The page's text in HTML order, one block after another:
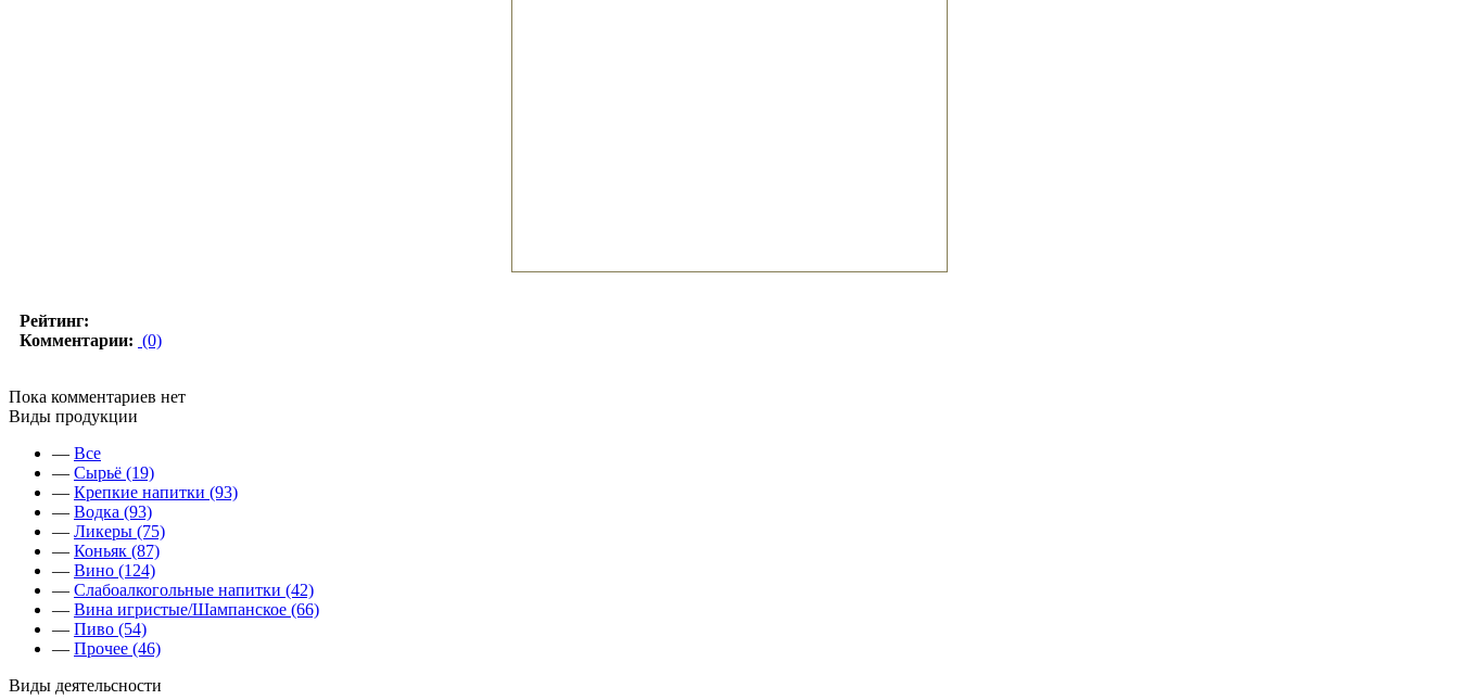
Рейтинг:
Комментарии: (0)
Пока комментариев нет
Виды продукции
— Все
— Сырьё (19)
— Крепкие напитки (93)
— Водка (93)
— Ликеры (75)
— Коньяк (87)
— Вино (124)
— Слабоалкогольные напитки (42)
— Вина игристые/Шампанское (66)
— Пиво (54)
— Прочее (46)
Виды деятельсности